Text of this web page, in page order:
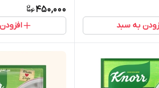
به سبد
450,000